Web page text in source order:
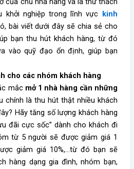
khởi nghiệp trong lĩnh vực kinh
bài viết dưới đây sẽ chia sẻ cho
bạn thu hút khách hàng, từ đó
vào quỹ đạo ổn định, giúp bạn
cho các nhóm khách hàng
mắc mở 1 nhà hàng cần những
chính là thu hút thật nhiều khách
Hãy tăng số lượng khách hàng
đãi cực sốc” dành cho khách đi
từ 5 người sẽ được giảm giá 1
giảm giá 10%,…từ đó bạn sẽ
hàng dạng gia đình, nhóm bạn,